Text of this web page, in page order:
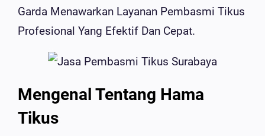
Garda Menawarkan Layanan Pembasmi Tikus
Profesional Yang Efektif Dan Cepat.
Mengenal Tentang Hama
Tikus